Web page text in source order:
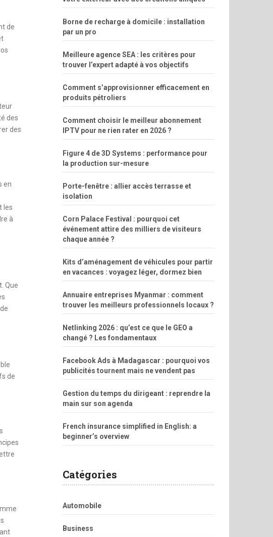
de
des
des
en
les
à
Que
de
Borne de recharge à domicile : installation
par un pro
Meilleure agence SEA : les critères pour
trouver l’expert adapté à vos objectifs
Comment s’approvisionner efficacement en
produits pétroliers
Comment choisir le meilleur abonnement
IPTV pour ne rien rater en 2026 ?
Figure 4 de 3D Systems : performance pour
la production sur-mesure
Porte-fenêtre : allier accès terrasse et
isolation
Corn Palace Festival : pourquoi cet
événement attire des milliers de visiteurs
chaque année ?
Kits d’aménagement de véhicules pour partir
en vacances : voyagez léger, dormez bien
Annuaire entreprises Myanmar : comment
trouver les meilleurs professionnels locaux ?
Netlinking 2026 : qu’est ce que le GEO a
changé ? Les fondamentaux
Facebook Ads à Madagascar : pourquoi vos
publicités tournent mais ne vendent pas
Gestion du temps du dirigeant : reprendre la
main sur son agenda
French insurance simplified in English: a
beginner’s overview
Catégories
Automobile
Business